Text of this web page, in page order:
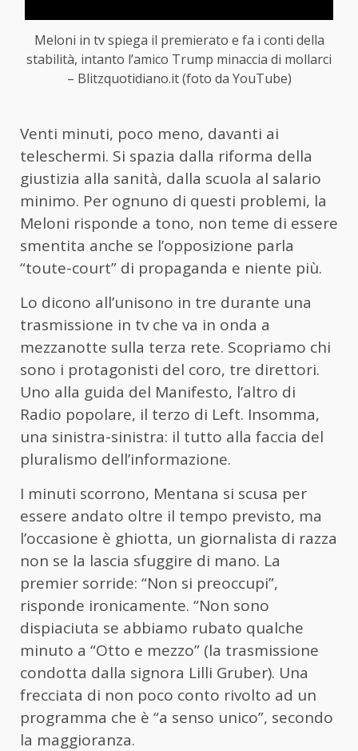
Meloni in tv spiega il premierato e fa i conti della
stabilità, intanto l’amico Trump minaccia di mollarci
– Blitzquotidiano.it (foto da YouTube)
Venti minuti, poco meno, davanti ai
teleschermi. Si spazia dalla riforma della
giustizia alla sanità, dalla scuola al salario
minimo. Per ognuno di questi problemi, la
Meloni risponde a tono, non teme di essere
smentita anche se l’opposizione parla
“toute-court” di propaganda e niente più.
Lo dicono all’unisono in tre durante una
trasmissione in tv che va in onda a
mezzanotte sulla terza rete. Scopriamo chi
sono i protagonisti del coro, tre direttori.
Uno alla guida del Manifesto, l’altro di
Radio popolare, il terzo di Left. Insomma,
una sinistra-sinistra: il tutto alla faccia del
pluralismo dell’informazione.
I minuti scorrono, Mentana si scusa per
essere andato oltre il tempo previsto, ma
l’occasione è ghiotta, un giornalista di razza
non se la lascia sfuggire di mano. La
premier sorride: “Non si preoccupi”,
risponde ironicamente. “Non sono
dispiaciuta se abbiamo rubato qualche
minuto a “Otto e mezzo” (la trasmissione
condotta dalla signora Lilli Gruber). Una
frecciata di non poco conto rivolto ad un
programma che è “a senso unico”, secondo
la maggioranza.